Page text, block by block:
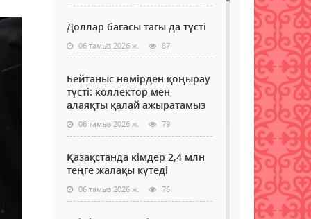
Доллар бағасы тағы да түсті
06 тамыз 2026 ж. 87
Бейтаныс нөмірден қоңырау
түсті: коллектор мен
алаяқты қалай ажыратамыз
06 тамыз 2026 ж. 79
Қазақстанда кімдер 2,4 млн
теңге жалақы күтеді
06 тамыз 2026 ж. 76